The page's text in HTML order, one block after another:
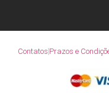
Contatos Prazos e